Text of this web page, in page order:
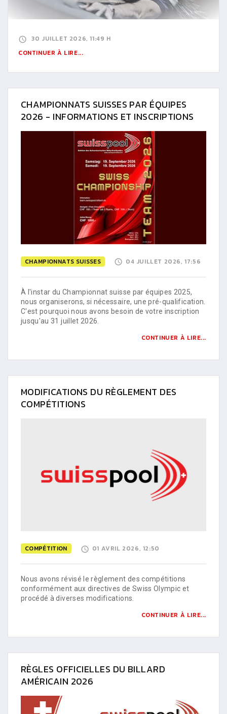
30 JUILLET 2026, 11:49 H
CONTINUER À LIRE...
CHAMPIONNATS SUISSES PAR ÉQUIPES
2026 - INFORMATIONS ET INSCRIPTIONS
CHAMPIONNATS SUISSES 04 JUILLET 2026, 17:56
À l'instar du Championnat suisse par équipes 2025,
nous organiserons, si nécessaire, une pré-qualification.
C'est pourquoi nous avons besoin de votre inscription
jusqu'au 31 juillet 2026.
CONTINUER À LIRE...
MODIFICATIONS DU RÈGLEMENT DES
COMPÉTITIONS
COMPÉTITION 01 AVRIL 2026, 12:50
Nous avons révisé le règlement des compétitions
conformément aux directives de Swiss Olympic et
procédé à diverses modifications.
CONTINUER À LIRE...
RÈGLES OFFICIELLES DU BILLARD
AMÉRICAIN 2026